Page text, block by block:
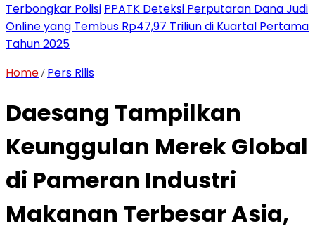
Terbongkar Polisi PPATK Deteksi Perputaran Dana Judi
Online yang Tembus Rp47,97 Triliun di Kuartal Pertama
Tahun 2025
Home / Pers Rilis
Daesang Tampilkan
Keunggulan Merek Global
di Pameran Industri
Makanan Terbesar Asia,